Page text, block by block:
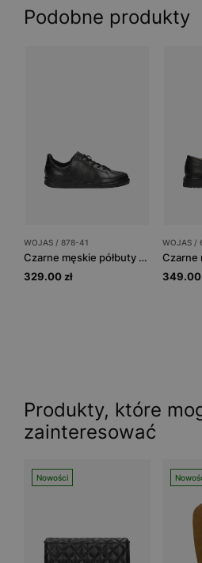
Podobne produkty
WOJAS / 878-41
Czarne męskie półbuty koszarowe
329.00 zł
WOJAS /
Czarne
349.00
Produkty, które
zainteresować
Nowości